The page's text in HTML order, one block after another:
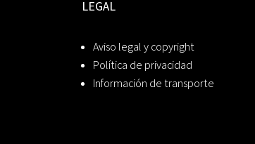
LEGAL
Aviso legal y copyright
Política de privacidad
Información de transporte